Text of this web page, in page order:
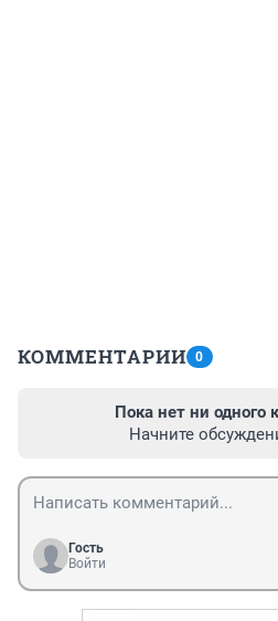
КОММЕНТАРИИ 0
Пока нет ни одного
Начните
Гость
Войти